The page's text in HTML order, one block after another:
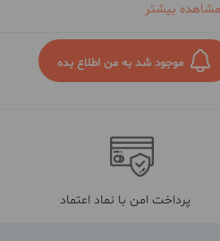
نوع محفظه نگهدارنده: پمپی
مشاهده بیشتر
موجود شد به من اطلاع بده
پرداخت امن با نماد اعتماد